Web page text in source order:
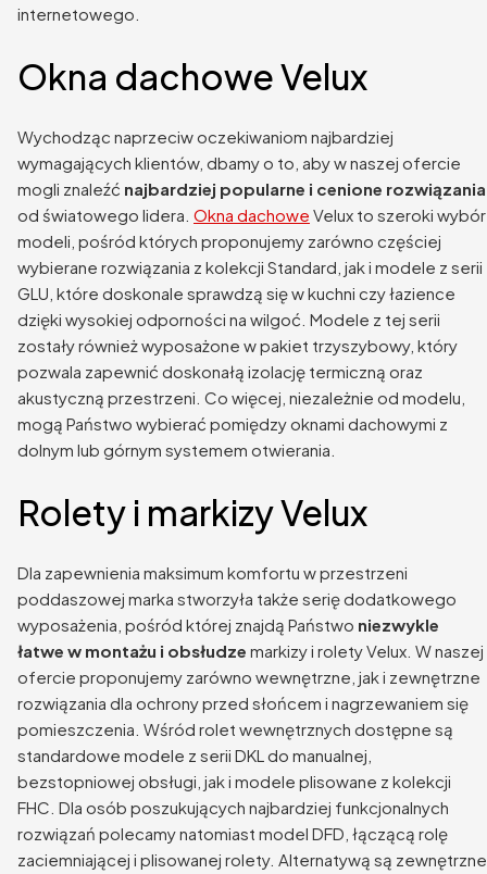
internetowego.
Okna dachowe Velux
Wychodząc naprzeciw oczekiwaniom najbardziej
wymagających klientów, dbamy o to, aby w naszej ofercie
mogli znaleźć najbardziej popularne i cenione rozwiązania
od światowego lidera. Okna dachowe Velux to szeroki wybór
modeli, pośród których proponujemy zarówno częściej
wybierane rozwiązania z kolekcji Standard, jak i modele z serii
GLU, które doskonale sprawdzą się w kuchni czy łazience
dzięki wysokiej odporności na wilgoć. Modele z tej serii
zostały również wyposażone w pakiet trzyszybowy, który
pozwala zapewnić doskonałą izolację termiczną oraz
akustyczną przestrzeni. Co więcej, niezależnie od modelu,
mogą Państwo wybierać pomiędzy oknami dachowymi z
dolnym lub górnym systemem otwierania.
Rolety i markizy Velux
Dla zapewnienia maksimum komfortu w przestrzeni
poddaszowej marka stworzyła także serię dodatkowego
wyposażenia, pośród której znajdą Państwo niezwykle
łatwe w montażu i obsłudze markizy i rolety Velux. W naszej
ofercie proponujemy zarówno wewnętrzne, jak i zewnętrzne
rozwiązania dla ochrony przed słońcem i nagrzewaniem się
pomieszczenia. Wśród rolet wewnętrznych dostępne są
standardowe modele z serii DKL do manualnej,
bezstopniowej obsługi, jak i modele plisowane z kolekcji
FHC. Dla osób poszukujących najbardziej funkcjonalnych
rozwiązań polecamy natomiast model DFD, łączącą rolę
zaciemniającej i plisowanej rolety. Alternatywą są zewnętrzne